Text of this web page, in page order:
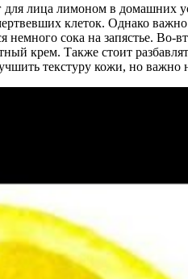
лица лимоном в домашних
клеток. Однако
немного сока на запястье.
крем. Также стоит
текстуру кожи, но важно